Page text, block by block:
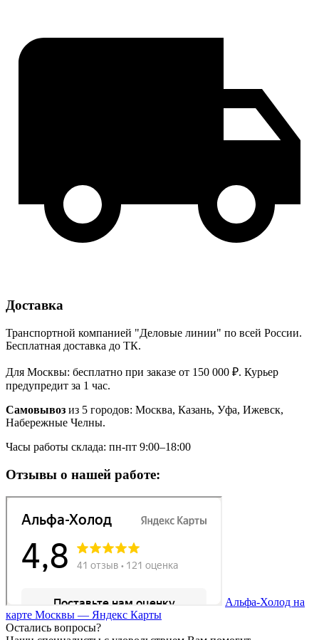
Доставка
Транспортной компанией "Деловые линии" по всей России.
Бесплатная доставка до ТК.
Для Москвы: бесплатно при заказе от 150 000 ₽. Курьер
предупредит за 1 час.
Самовывоз из 5 городов: Москва, Казань, Уфа, Ижевск,
Набережные Челны.
Часы работы склада: пн-пт 9:00–18:00
Отзывы о нашей работе:
Альфа-Холод на
карте Москвы — Яндекс Карты
Остались вопросы?